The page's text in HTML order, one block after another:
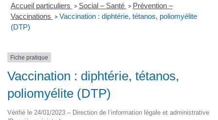
Accueil particuliers > Social – Santé > Prévention –
Vaccinations > Vaccination : diphtérie, tétanos, poliomyélite
(DTP)
Fiche pratique
Vaccination : diphtérie, tétanos,
poliomyélite (DTP)
Vérifié le 24/01/2023 – Direction de l’information légale et administrative